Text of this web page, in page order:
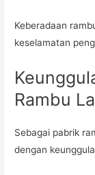
Keberadaan
keselamatan
Rambu
Sebagai pabrik
dengan